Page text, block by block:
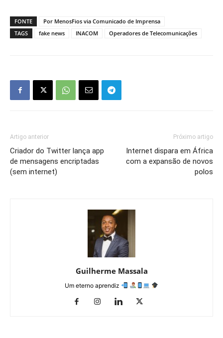
FONTE
Por MenosFios via Comunicado de Imprensa
TAGS
fake news INACOM Operadores de Telecomunicações
Artigo anterior
Criador do Twitter lança app
de mensagens encriptadas
(sem internet)
Próximo artigo
Internet dispara em África
com a expansão de novos
polos
Guilherme Massala
Um eterno aprendiz